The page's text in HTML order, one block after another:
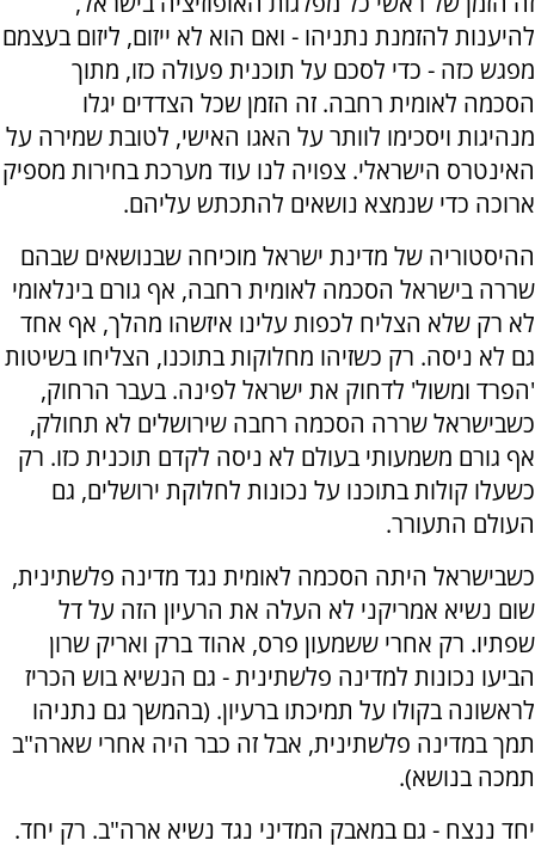
להיענות להזמנת נתניהו - ואם הוא לא ייזום, ליזום בעצמם
מפגש כזה - כדי לסכם על תוכנית פעולה כזו, מתוך
הסכמה לאומית רחבה. זה הזמן שכל הצדדים יגלו
מנהיגות ויסכימו לוותר על האגו האישי, לטובת שמירה על
האינטרס הישראלי. צפויה לנו עוד מערכת בחירות מספיק
ארוכה כדי שנמצא נושאים להתכתש עליהם.
ההיסטוריה של מדינת ישראל מוכיחה שבנושאים שבהם
שררה בישראל הסכמה לאומית רחבה, אף גורם בינלאומי
לא רק שלא הצליח לכפות עלינו איזשהו מהלך, אף אחד
גם לא ניסה. רק כשזיהו מחלוקות בתוכנו, הצליחו בשיטות
'הפרד ומשול' לדחוק את ישראל לפינה. בעבר הרחוק,
כשבישראל שררה הסכמה רחבה שירושלים לא תחולק,
אף גורם משמעותי בעולם לא ניסה לקדם תוכנית כזו. רק
כשעלו קולות בתוכנו על נכונות לחלוקת ירושלים, גם
העולם התעורר.
כשבישראל היתה הסכמה לאומית נגד מדינה פלשתינית,
שום נשיא אמריקני לא העלה את הרעיון הזה על דל
שפתיו. רק אחרי ששמעון פרס, אהוד ברק ואריק שרון
הביעו נכונות למדינה פלשתינית - גם הנשיא בוש הכריז
לראשונה בקולו על תמיכתו ברעיון. (בהמשך גם נתניהו
תמך במדינה פלשתינית, אבל זה כבר היה אחרי שארה"ב
תמכה בנושא).
יחד ננצח - גם במאבק המדיני נגד נשיא ארה"ב. רק יחד.